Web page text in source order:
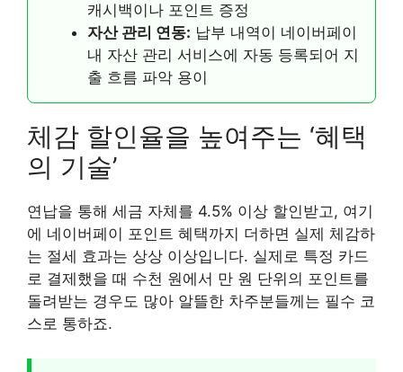
캐시백이나 포인트 증정
자산 관리 연동: 납부 내역이 네이버페이
내 자산 관리 서비스에 자동 등록되어 지
출 흐름 파악 용이
체감 할인율을 높여주는 ‘혜택
의 기술’
연납을 통해 세금 자체를 4.5% 이상 할인받고, 여기
에 네이버페이 포인트 혜택까지 더하면 실제 체감하
는 절세 효과는 상상 이상입니다. 실제로 특정 카드
로 결제했을 때 수천 원에서 만 원 단위의 포인트를
돌려받는 경우도 많아 알뜰한 차주분들께는 필수 코
스로 통하죠.